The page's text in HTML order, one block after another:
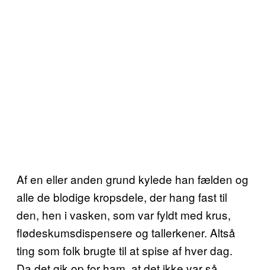
Af en eller anden grund kylede han fælden og
alle de blodige kropsdele, der hang fast til
den, hen i vasken, som var fyldt med krus,
flødeskumsdispensere og tallerkener. Altså
ting som folk brugte til at spise af hver dag.